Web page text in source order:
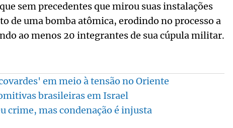
sem precedentes que mirou suas instalações
de uma bomba atômica, erodindo no processo a
ao menos 20 integrantes de sua cúpula militar.
em meio à tensão no Oriente
brasileiras em Israel
crime, mas condenação é injusta